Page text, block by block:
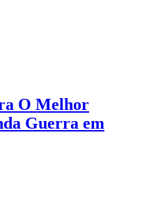
O Melhor
Guerra em